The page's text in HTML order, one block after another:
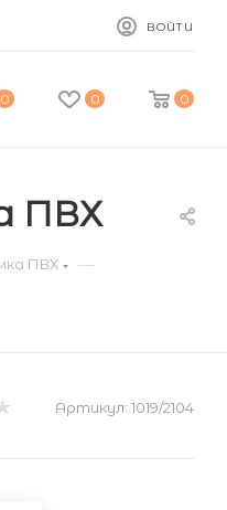
ВОЙТИ
0 0 0
ПВХ
ПВХ —
Артикул: 1019/2104